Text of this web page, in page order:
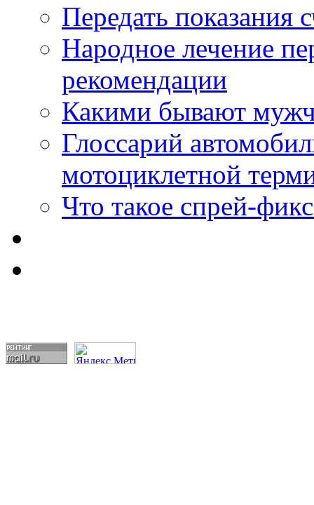
Передать показания
Народное лечение
рекомендации
Какими бывают
Глоссарий
мотоциклетной
Что такое спрей-